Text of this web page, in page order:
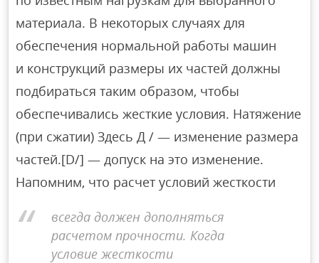
материала. В некоторых случаях для
обеспечения нормальной работы машин
и конструкций размеры их частей должны
подбираться таким образом, чтобы
обеспечивались жесткие условия. Натяжение
(при сжатии) Здесь Д / — изменение размера
частей.[D/] — допуск на это изменение.
Напомним, что расчет условий жесткости
всегда должен дополняться
расчетом прочности. Когда
условие жесткости